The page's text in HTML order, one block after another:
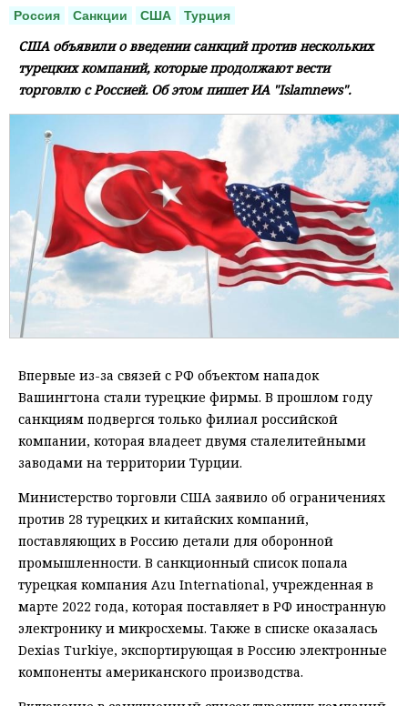
Россия Санкции США Турция
США объявили о введении санкций против нескольких
турецких компаний, которые продолжают вести
торговлю с Россией. Об этом пишет ИА "Islamnews".
Впервые из-за связей с РФ объектом нападок
Вашингтона стали турецкие фирмы. В прошлом году
санкциям подвергся только филиал российской
компании, которая владеет двумя сталелитейными
заводами на территории Турции.
Министерство торговли США заявило об ограничениях
против 28 турецких и китайских компаний,
поставляющих в Россию детали для оборонной
промышленности. В санкционный список попала
турецкая компания Azu International, учрежденная в
марте 2022 года, которая поставляет в РФ иностранную
электронику и микросхемы. Также в списке оказалась
Dexias Turkiye, экспортирующая в Россию электронные
компоненты американского производства.